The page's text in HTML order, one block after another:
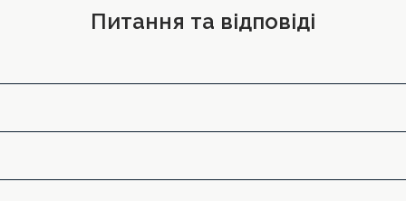
Питання та відповіді